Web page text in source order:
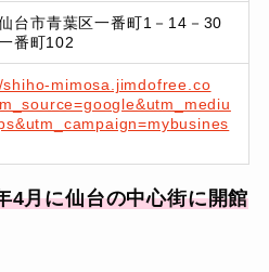
台市青葉区一番町1－14－30
番町102
mimosa.jimdofree.co
4月に仙台の中心街に開館